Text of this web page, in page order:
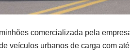
comercializada pela
veículos urbanos de carga com